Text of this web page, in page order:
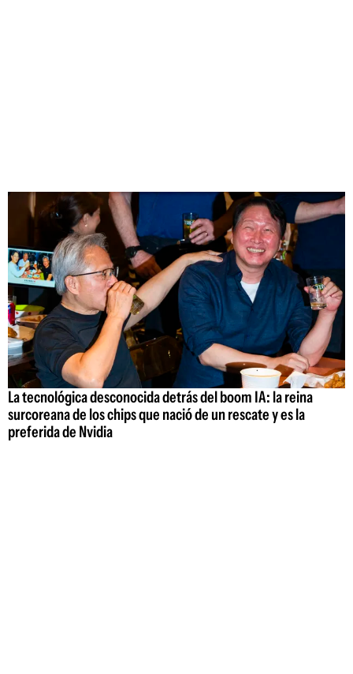
La tecnológica desconocida detrás del boom IA: la reina
surcoreana de los chips que nació de un rescate y es la
preferida de Nvidia